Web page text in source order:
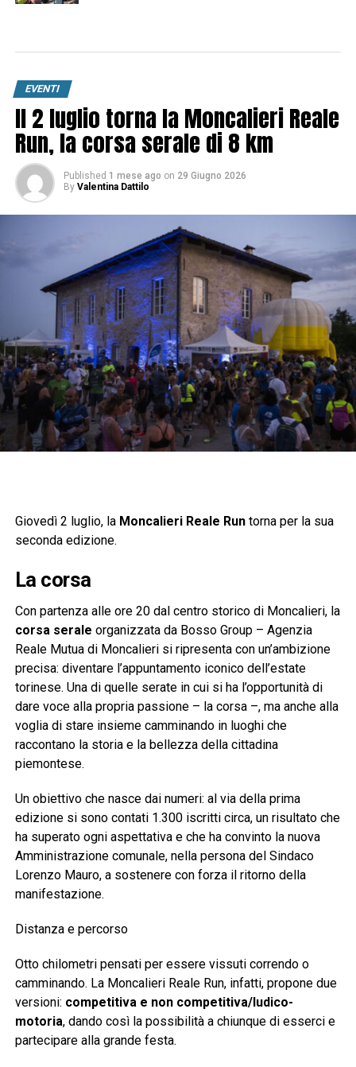
EVENTI
Il 2 luglio torna la Moncalieri Reale
Run, la corsa serale di 8 km
Published 1 mese ago on 29 Giugno 2026
By Valentina Dattilo
Giovedì 2 luglio, la Moncalieri Reale Runtorna per la sua
seconda edizione.
La corsa
Con partenza alle ore 20 dal centro storico di Moncalieri, la
corsa serale organizzata da Bosso Group – Agenzia
Reale Mutua di Moncalieri si ripresenta con un’ambizione
precisa: diventare l’appuntamento iconico dell’estate
torinese. Una di quelle serate in cui si ha l’opportunità di
dare voce alla propria passione – la corsa –, ma anche alla
voglia di stare insieme camminando in luoghi che
raccontano la storia e la bellezza della cittadina
piemontese.
Un obiettivo che nasce dai numeri: al via della prima
edizione si sono contati 1.300 iscritti circa, un risultato che
ha superato ogni aspettativa e che ha convinto la nuova
Amministrazione comunale, nella persona del Sindaco
Lorenzo Mauro, a sostenere con forza il ritorno della
manifestazione.
Distanza e percorso
Otto chilometri pensati per essere vissuti correndo o
camminando. La Moncalieri Reale Run, infatti, propone due
versioni: competitiva e non competitiva/ludico-
motoria, dando così la possibilità a chiunque di esserci e
partecipare alla grande festa.